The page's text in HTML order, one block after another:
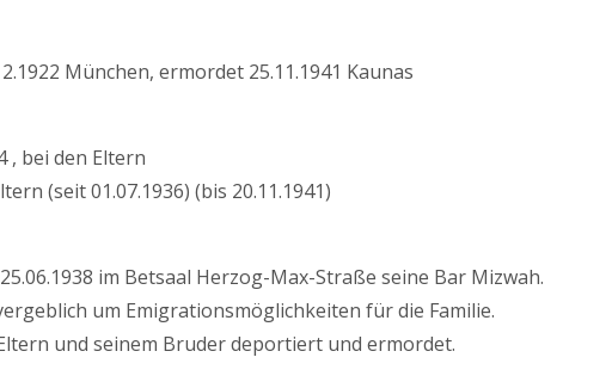
München, ermordet 25.11.1941 Kaunas
, bei den Eltern
(seit 01.07.1936) (bis 20.11.1941)
im Betsaal Herzog-Max-Straße seine Bar Mizwah.
um Emigrationsmöglichkeiten für die Familie.
und seinem Bruder deportiert und ermordet.